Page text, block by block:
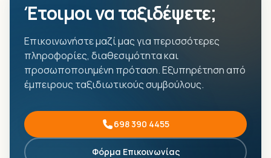
Έτοιμοι να ταξιδέψετε;
Επικοινωνήστε μαζί μας για περισσότερες
πληροφορίες, διαθεσιμότητα και
προσωποποιημένη πρόταση. Εξυπηρέτηση από
έμπειρους ταξιδιωτικούς συμβούλους.
698 390 4455
Φόρμα Επικοινωνίας